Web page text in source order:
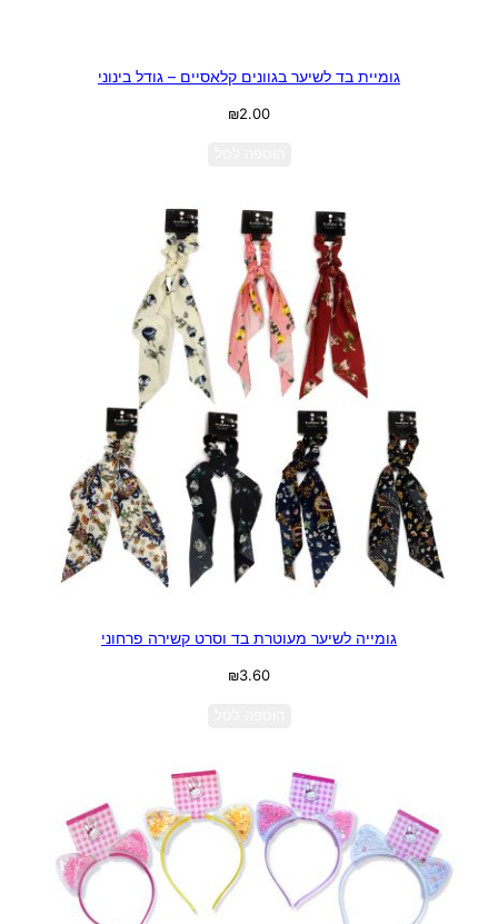
גומיית בד לשיער בגוונים קלאסיים – גודל בינוני
₪2.00
גומייה לשיער מעוטרת בד וסרט קשירה פרחוני
₪3.60